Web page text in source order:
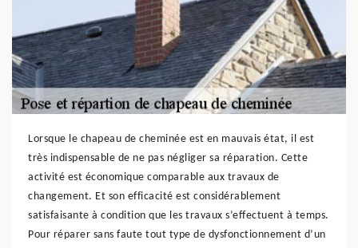
Lorsque le chapeau de cheminée est en mauvais état, il est
très indispensable de ne pas négliger sa réparation. Cette
activité est économique comparable aux travaux de
changement. Et son efficacité est considérablement
satisfaisante à condition que les travaux s’effectuent à temps.
Pour réparer sans faute tout type de dysfonctionnement d’un